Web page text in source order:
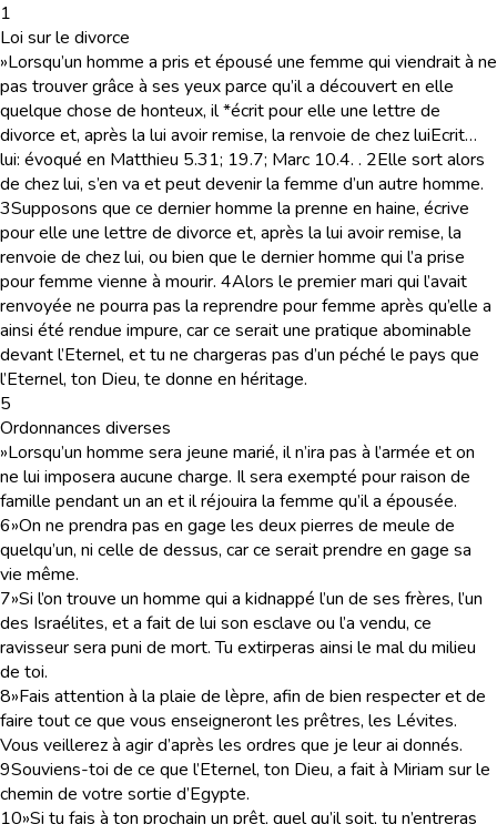
1
Loi sur le divorce
»Lorsqu’un homme a pris et épousé une femme qui viendrait à ne
pas trouver grâce à ses yeux parce qu’il a découvert en elle
quelque chose de honteux, il *écrit pour elle une lettre de
divorce et, après la lui avoir remise, la renvoie de chez luiEcrit…
lui: évoqué en Matthieu 5.31; 19.7; Marc 10.4. . 2Elle sort alors
de chez lui, s’en va et peut devenir la femme d’un autre homme.
3Supposons que ce dernier homme la prenne en haine, écrive
pour elle une lettre de divorce et, après la lui avoir remise, la
renvoie de chez lui, ou bien que le dernier homme qui l’a prise
pour femme vienne à mourir. 4Alors le premier mari qui l’avait
renvoyée ne pourra pas la reprendre pour femme après qu’elle a
ainsi été rendue impure, car ce serait une pratique abominable
devant l’Eternel, et tu ne chargeras pas d’un péché le pays que
l’Eternel, ton Dieu, te donne en héritage.
5
Ordonnances diverses
»Lorsqu’un homme sera jeune marié, il n’ira pas à l’armée et on
ne lui imposera aucune charge. Il sera exempté pour raison de
famille pendant un an et il réjouira la femme qu’il a épousée.
6»On ne prendra pas en gage les deux pierres de meule de
quelqu’un, ni celle de dessus, car ce serait prendre en gage sa
vie même.
7»Si l’on trouve un homme qui a kidnappé l’un de ses frères, l’un
des Israélites, et a fait de lui son esclave ou l’a vendu, ce
ravisseur sera puni de mort. Tu extirperas ainsi le mal du milieu
de toi.
8»Fais attention à la plaie de lèpre, afin de bien respecter et de
faire tout ce que vous enseigneront les prêtres, les Lévites.
Vous veillerez à agir d’après les ordres que je leur ai donnés.
9Souviens-toi de ce que l’Eternel, ton Dieu, a fait à Miriam sur le
chemin de votre sortie d’Egypte.
10»Si tu fais à ton prochain un prêt, quel qu’il soit, tu n’entreras